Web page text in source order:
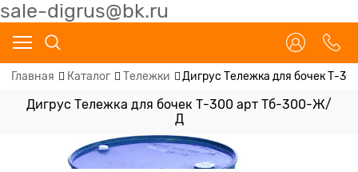
sale-digrus@bk.ru
Главная Каталог Тележки Дигрус Тележка для бочек Т-
Дигрус Тележка для бочек Т-300 арт Тб-300-Ж/
Д